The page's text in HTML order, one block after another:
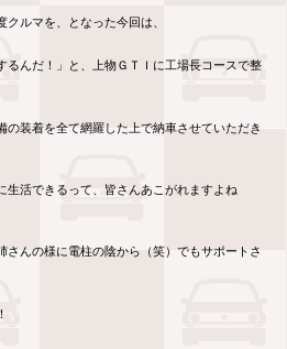
ルマを、となった今回は、
るんだ！」と、上物ＧＴＩに工場長コースで整
の装着を全て網羅した上で納車させていただき
生活できるって、皆さんあこがれますよね
さんの様に電柱の陰から（笑）でもサポートさ